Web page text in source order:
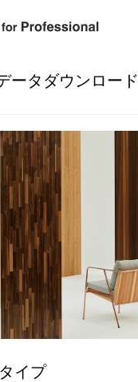
ータダウンロード
イプ